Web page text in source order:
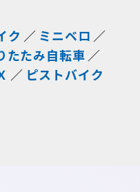
ク
ミニベロ
たたみ自転車
ピストバイク